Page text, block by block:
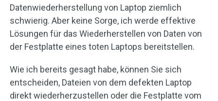
Datenwiederherstellung von Laptop ziemlich
schwierig. Aber keine Sorge, ich werde effektive
Lösungen für das Wiederherstellen von Daten von
der Festplatte eines toten Laptops bereitstellen.
Wie ich bereits gesagt habe, können Sie sich
entscheiden, Dateien von dem defekten Laptop
direkt wiederherzustellen oder die Festplatte vom